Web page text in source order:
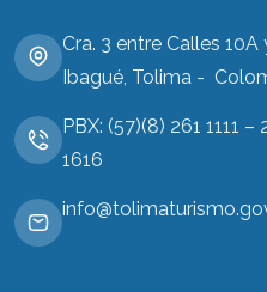
Cra. 3 entre Calles 10A
Ibagué, Tolima -
PBX: (57)(8) 261 1111 –
1616